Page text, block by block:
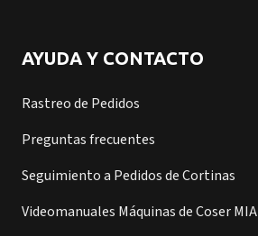
AYUDA Y CONTACTO
Rastreo de Pedidos
Preguntas frecuentes
Seguimiento a Pedidos de Cortinas
Videomanuales Máquinas de Coser MIA